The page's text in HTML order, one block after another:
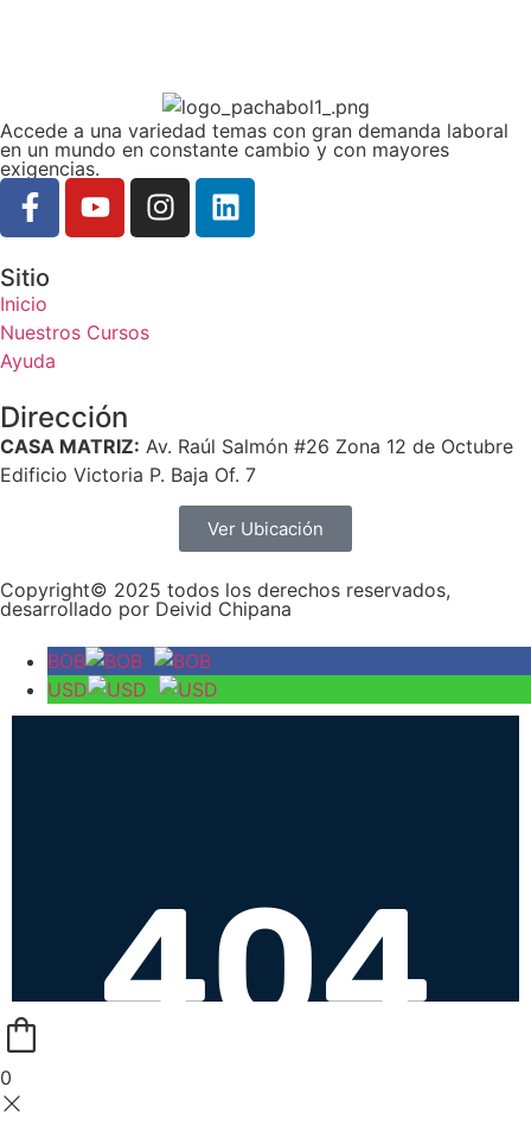
Accede a una variedad temas con gran demanda laboral
en un mundo en constante cambio y con mayores
exigencias.
Sitio
Inicio
Nuestros Cursos
Ayuda
Dirección
CASA MATRIZ: Av. Raúl Salmón #26 Zona 12 de Octubre
Edificio Victoria P. Baja Of. 7
Ver Ubicación
Copyright© 2025 todos los derechos reservados,
desarrollado por Deivid Chipana
BOB
USD
0